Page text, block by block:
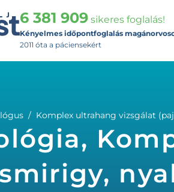
6 381 909 sikeres foglalás!
Kényelmes időpontfoglalás
2011 óta a páciensekért
Komplex ultrahang vizsgálat